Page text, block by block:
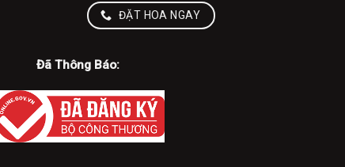
ĐẶT HOA NGAY
Đã Thông Báo: